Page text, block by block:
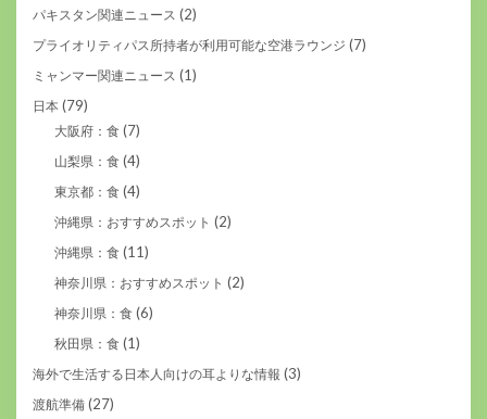
パキスタン関連ニュース (2)
プライオリティパス所持者が利用可能な空港ラウンジ (7)
ミャンマー関連ニュース (1)
日本 (79)
大阪府：食 (7)
山梨県：食 (4)
東京都：食 (4)
沖縄県：おすすめスポット (2)
沖縄県：食 (11)
神奈川県：おすすめスポット (2)
神奈川県：食 (6)
秋田県：食 (1)
海外で生活する日本人向けの耳よりな情報 (3)
渡航準備 (27)